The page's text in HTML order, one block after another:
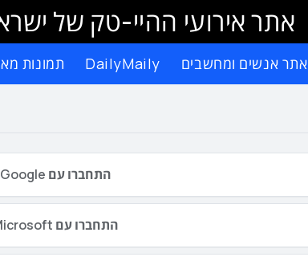
אתר אירועי ההיי-טק של
אתר אנשים ומחשבים DailyMaily תמונות
התחברו עם Google
התחברו עם Microsoft